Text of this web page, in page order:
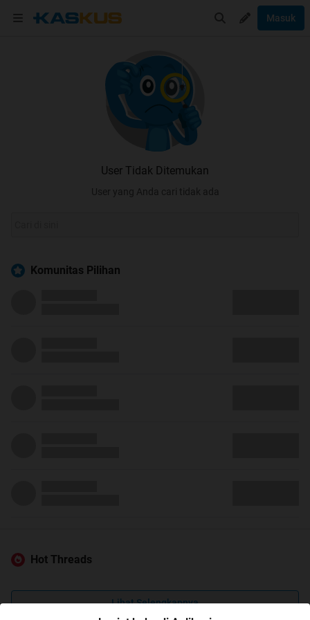
Masuk
User Tidak Ditemukan
User yang Anda cari tidak ada
Komunitas Pilihan
Hot Threads
Lihat Selengkapnya